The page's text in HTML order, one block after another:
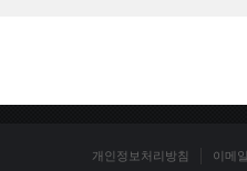
개인정보처리방침 이메